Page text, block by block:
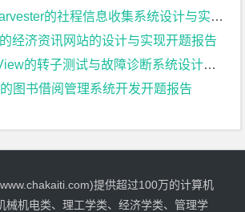
的社程信息收集系统设计与实现开题报告
经济资讯网站的设计与实现开题报告
的转子测试与故障诊断系统设计与实现开题报告
图书借阅管理系统开发开题报告
提供超过100万的计算机
械机电类、理工学类、经济学类、管理学